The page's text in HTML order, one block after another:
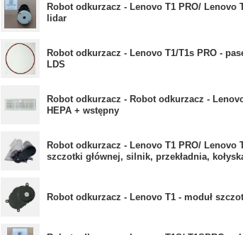
Robot odkurzacz - Lenovo T1 PRO/ Lenovo
lidar
Robot odkurzacz - Lenovo T1/T1s PRO -
LDS
Robot odkurzacz - Robot odkurzacz -
HEPA + wstępny
Robot odkurzacz - Lenovo T1 PRO/ Lenovo
szczotki głównej, silnik, przekładnia,
Robot odkurzacz - Lenovo T1 - moduł